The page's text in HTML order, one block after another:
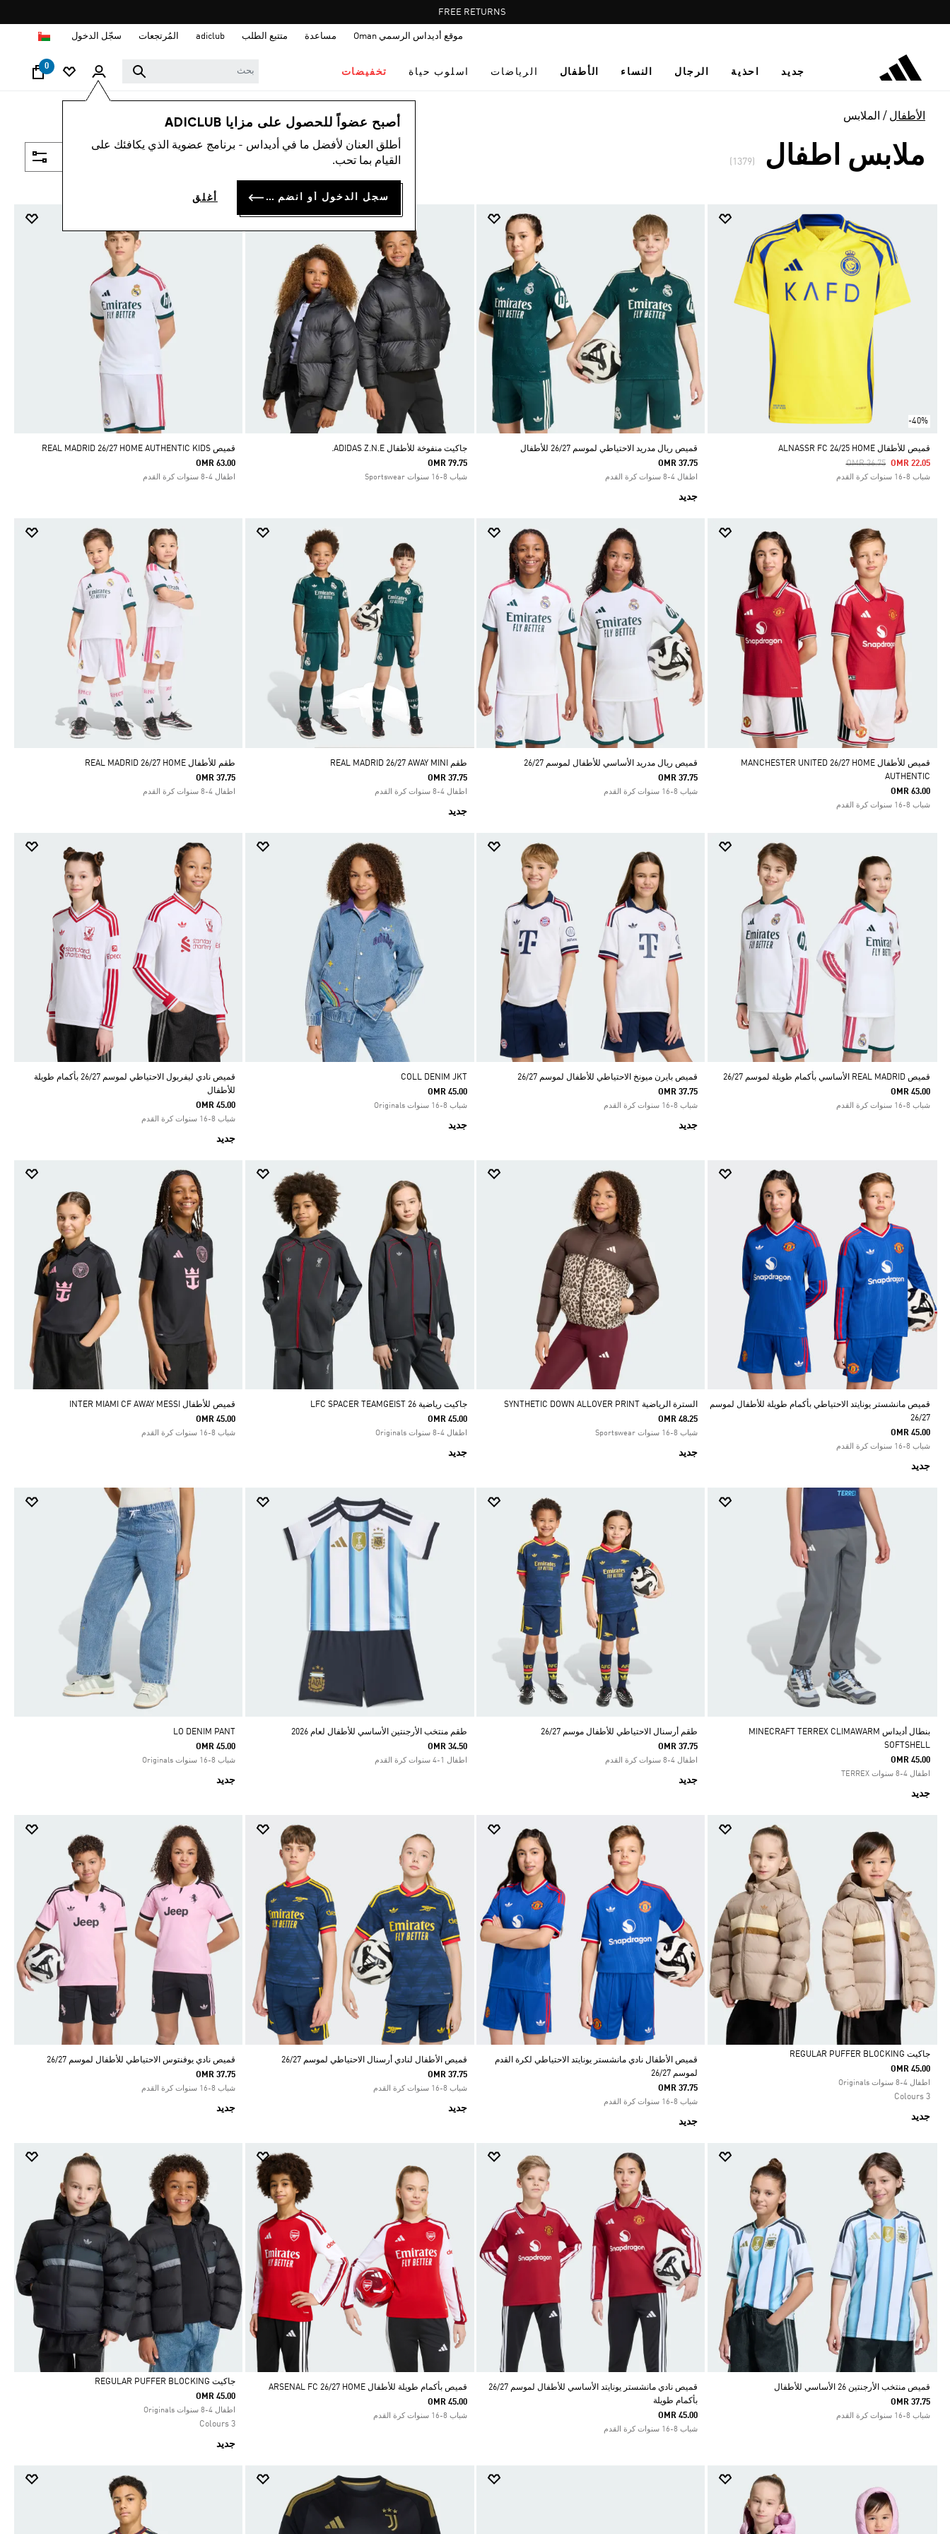
Pause
promotion
FREE RETURNS
موقع أديداس الرسمي Oman مساعدة متتبع الطلب adiclub المُرتجعات سجّل الدخول
جديد احذية الرجال النساء الأطفال الرياضات اسلوب حياة تخفيضات
0
أصبح عضواً للحصول على مزايا ADICLUB
أطلق العنان لأفضل ما في أديداس - برنامج عضوية الذي يكافئك على
القيام بما تحب.
سجل الدخول أو انضم الآن أغلق
الأطفال الملابس
ملابس اطفال (1379)
-40%
قميص للأطفال ALNASSR FC 24/25 HOME
Price Reduced From
OMR 36.75ToOMR 22.05
شباب 8-16 سنوات كرة القدم
قميص ريال مدريد الاحتياطي لموسم 26/27 للأطفال
OMR 37.75
اطفال 4-8 سنوات كرة القدم
جديد
جاكيت منفوخة للأطفال ADIDAS Z.N.E.
OMR 79.75
شباب 8-16 سنوات Sportswear
قميص REAL MADRID 26/27 HOME AUTHENTIC KIDS
OMR 63.00
اطفال 4-8 سنوات كرة القدم
قميص للأطفال MANCHESTER UNITED 26/27 HOME
AUTHENTIC
OMR 63.00
شباب 8-16 سنوات كرة القدم
قميص ريال مدريد الأساسي للأطفال لموسم 26/27
OMR 37.75
شباب 8-16 سنوات كرة القدم
طقم REAL MADRID 26/27 AWAY MINI
OMR 37.75
اطفال 4-8 سنوات كرة القدم
جديد
طقم للأطفال REAL MADRID 26/27 HOME
OMR 37.75
اطفال 4-8 سنوات كرة القدم
قميص REAL MADRID الأساسي بأكمام طويلة لموسم 26/27
OMR 45.00
شباب 8-16 سنوات كرة القدم
قميص بايرن ميونخ الاحتياطي للأطفال لموسم 26/27
OMR 37.75
شباب 8-16 سنوات كرة القدم
جديد
COLL DENIM JKT
OMR 45.00
شباب 8-16 سنوات Originals
جديد
قميص نادي ليفربول الاحتياطي لموسم 26/27 بأكمام طويلة
للأطفال
OMR 45.00
شباب 8-16 سنوات كرة القدم
جديد
قميص مانشستر يونايتد الاحتياطي بأكمام طويلة للأطفال لموسم
26/27
OMR 45.00
شباب 8-16 سنوات كرة القدم
جديد
السترة الرياضية SYNTHETIC DOWN ALLOVER PRINT
OMR 48.25
شباب 8-16 سنوات Sportswear
جديد
جاكيت رياضية LFC SPACER TEAMGEIST 26
OMR 45.00
اطفال 4-8 سنوات Originals
جديد
قميص للأطفال INTER MIAMI CF AWAY MESSI
OMR 45.00
شباب 8-16 سنوات كرة القدم
بنطال أديداس MINECRAFT TERREX CLIMAWARM
SOFTSHELL
OMR 45.00
اطفال 4-8 سنوات TERREX
جديد
طقم أرسنال الاحتياطي للأطفال موسم 26/27
OMR 37.75
اطفال 4-8 سنوات كرة القدم
جديد
طقم منتخب الأرجنتين الأساسي للأطفال لعام 2026
OMR 34.50
اطفال 1-4 سنوات كرة القدم
LO DENIM PANT
OMR 45.00
شباب 8-16 سنوات Originals
جديد
Selected
جاكيت REGULAR PUFFER BLOCKING
OMR 45.00
اطفال 4-8 سنوات Originals
3 Colours
جديد
قميص الأطفال نادي مانشستر يونايتد الاحتياطي لكرة القدم
لموسم 26/27
OMR 37.75
شباب 8-16 سنوات كرة القدم
جديد
قميص الأطفال لنادي أرسنال الاحتياطي لموسم 26/27
OMR 37.75
شباب 8-16 سنوات كرة القدم
جديد
قميص نادي يوفنتوس الاحتياطي للأطفال لموسم 26/27
OMR 37.75
شباب 8-16 سنوات كرة القدم
جديد
قميص منتخب الأرجنتين 26 الأساسي للأطفال
OMR 37.75
شباب 8-16 سنوات كرة القدم
قميص نادي مانشستر يونايتد الأساسي للأطفال لموسم 26/27
بأكمام طويلة
OMR 45.00
شباب 8-16 سنوات كرة القدم
قميص بأكمام طويلة للأطفال ARSENAL FC 26/27 HOME
OMR 45.00
شباب 8-16 سنوات كرة القدم
Selected
جاكيت REGULAR PUFFER BLOCKING
OMR 45.00
اطفال 4-8 سنوات Originals
3 Colours
جديد